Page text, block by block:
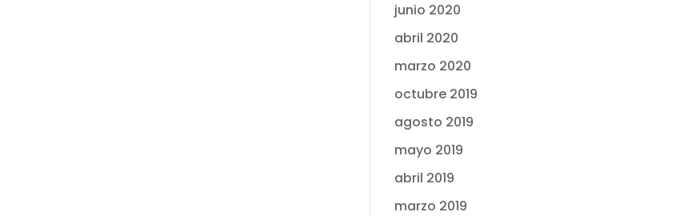
junio 2020
abril 2020
marzo 2020
octubre 2019
agosto 2019
mayo 2019
abril 2019
marzo 2019